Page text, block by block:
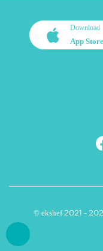
Download
App Store
© ekshef 2021 -